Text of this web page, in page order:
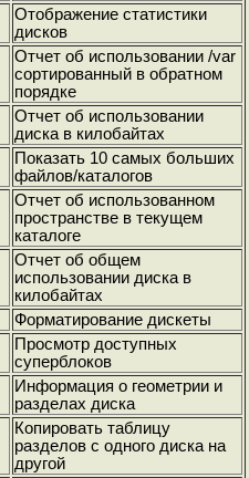
Отображение статистики
дисков
Отчет об использовании /var
сортированный в обратном
порядке
Отчет об использовании
диска в килобайтах
Показать 10 самых больших
файлов/каталогов
Отчет об использованном
пространстве в текущем
каталоге
Отчет об общем
использовании диска в
килобайтах
Форматирование дискеты
Просмотр доступных
суперблоков
Информация о геометрии и
разделах диска
Копировать таблицу
разделов с одного диска на
другой